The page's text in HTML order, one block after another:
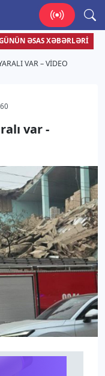
ƏSAS XƏBƏRLƏRI
VAR – VİDEO
60
var -